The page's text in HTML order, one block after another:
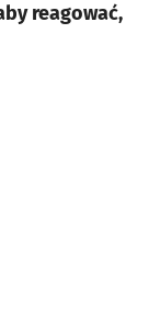
reagować,